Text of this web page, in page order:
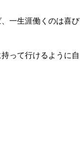
一生涯働くのは喜び
って行けるように自